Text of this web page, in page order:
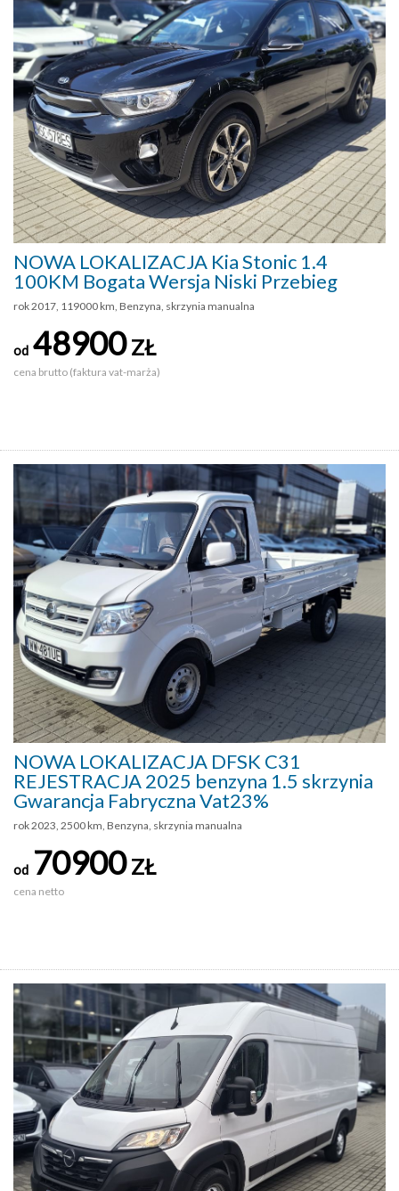
NOWA LOKALIZACJA Kia Stonic 1.4
100KM Bogata Wersja Niski Przebieg
rok 2017, 119000 km, Benzyna, skrzynia manualna
od 48900ZŁ
cena brutto (faktura vat-marża)
NOWA LOKALIZACJA DFSK C31
REJESTRACJA 2025 benzyna 1.5 skrzynia
Gwarancja Fabryczna Vat23%
rok 2023, 2500 km, Benzyna, skrzynia manualna
od 70900ZŁ
cena netto